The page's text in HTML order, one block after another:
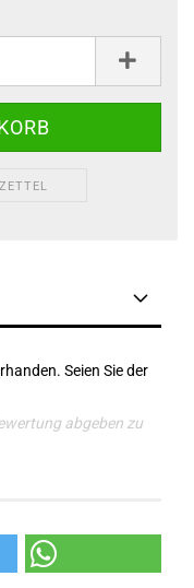
Seien Sie der
abgeben zu